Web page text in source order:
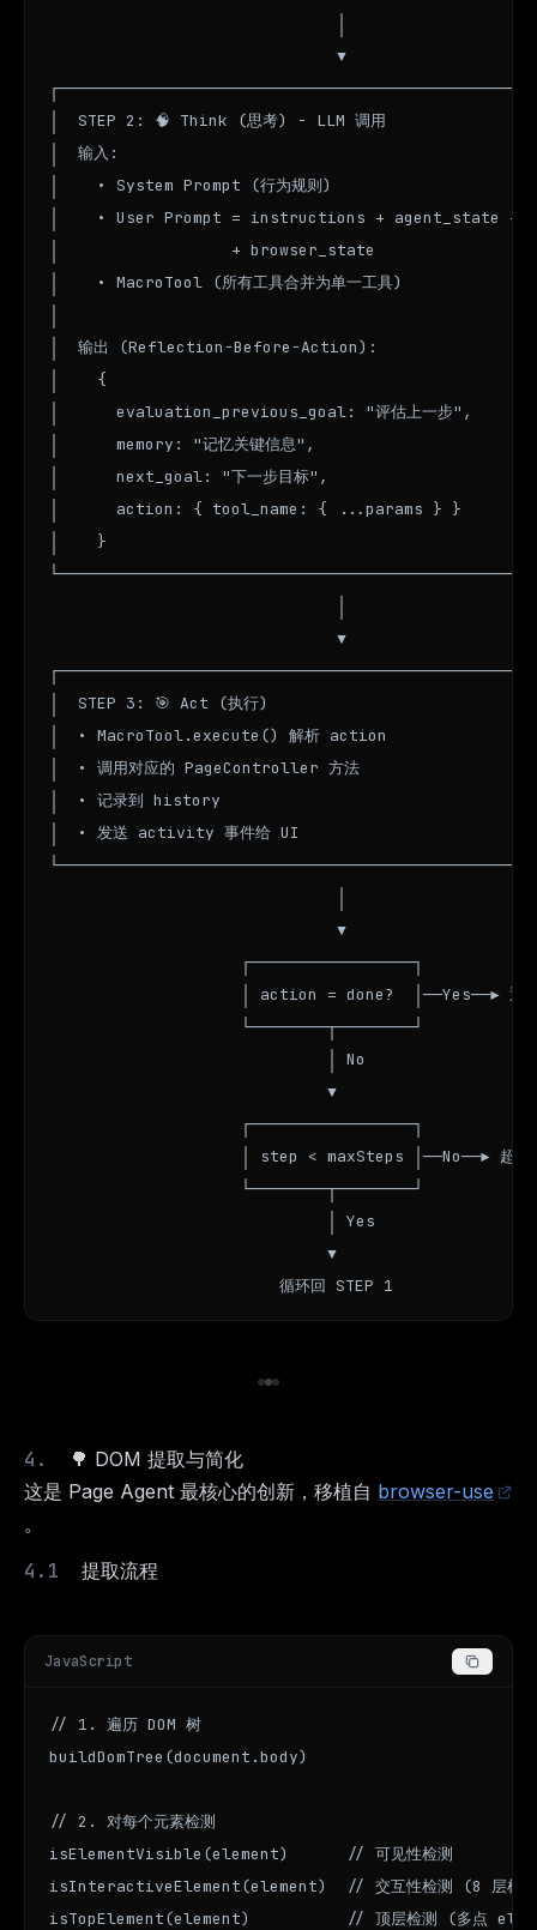
                              ▼
│  STEP 2: 🧠 Think (思考) - LLM 调用
│  输入:
│    • System Prompt (行为规则)
│    • User Prompt = instructions +
│                  + browser_state
│    • MacroTool (所有工具合并为单一工具)
│  输出 (Reflection-Before-Action):
│    {
│      evaluation_previous_goal: "评估上一步
│      memory: "记忆关键信息",
│      next_goal: "下一步目标",
│      action: { tool_name: { ...params } }
│    }
                              ▼
│  STEP 3: 🎯 Act (执行)
│  • MacroTool.execute() 解析 action
│  • 调用对应的 PageController 方法
│  • 记录到 history
│  • 发送 activity 事件给 UI
                              ▼
                    ┌─────────────────┐
│ action = done?  │──Yes──► 返
                    └────────┬────────┘
                             │ No
                             ▼
                    ┌─────────────────┐
│ step < maxSteps │──No──► 超时
                    └────────┬────────┘
                             │ Yes
                             ▼
                        循环回 STEP 1
🌳 DOM 提取与简化
这是 Page Agent 最核心的创新，移植自 browser-use
。
提取流程
JavaScript
// 1. 遍历 DOM 树
buildDomTree(document.body)
// 2. 对每个元素检测
isElementVisible(element)      // 可见性检测
isInteractiveElement(element)  // 交互性检测 (8 层检
isTopElement(element)          // 顶层检测 (多点